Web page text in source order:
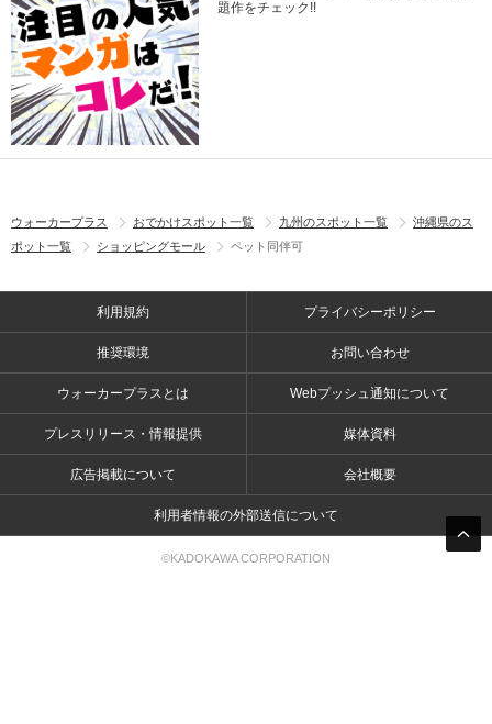
題作をチェック!!
ウォーカープラス おでかけスポット一覧 九州のスポット一覧
沖縄県のス
ポット一覧
ショッピングモール ペット同伴可
利用規約 プライバシーポリシー
推奨環境 お問い合わせ
ウォーカープラスとは Webプッシュ通知について
プレスリリース・情報提供 媒体資料
広告掲載について 会社概要
利用者情報の外部送信について
©KADOKAWA CORPORATION